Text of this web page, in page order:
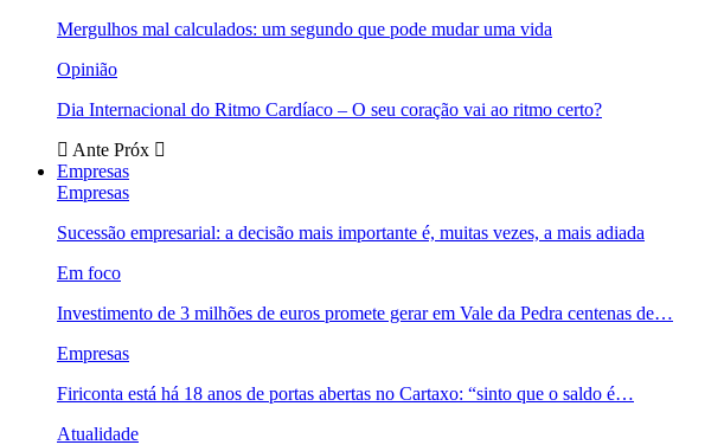
Mergulhos mal calculados: um segundo que pode mudar uma vida
Opinião
Dia Internacional do Ritmo Cardíaco – O seu coração vai ao ritmo certo?
Ante Próx
Empresas
Empresas
Sucessão empresarial: a decisão mais importante é, muitas vezes, a mais adiada
Em foco
Investimento de 3 milhões de euros promete gerar em Vale da Pedra centenas de…
Empresas
Firiconta está há 18 anos de portas abertas no Cartaxo: “sinto que o saldo é…
Atualidade